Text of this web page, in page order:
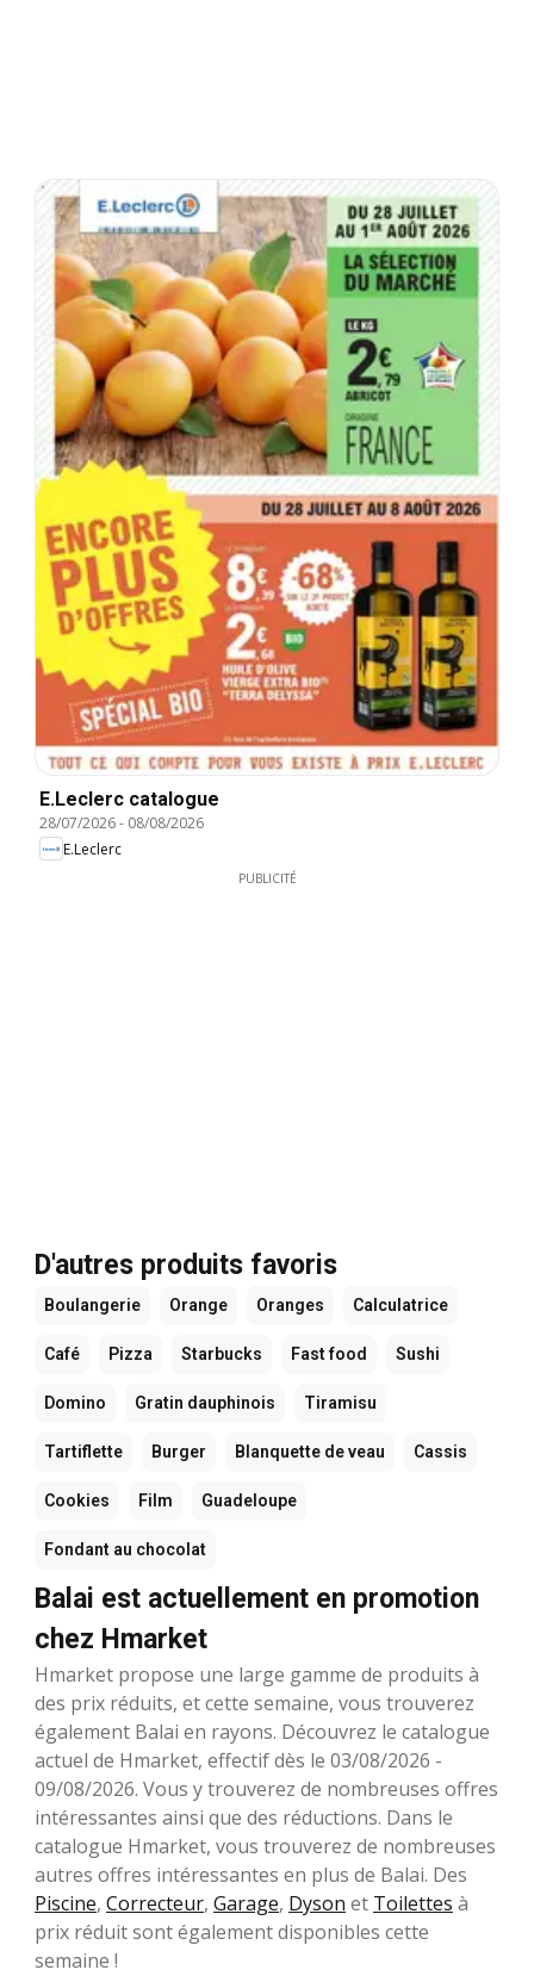
E.Leclerc catalogue
28/07/2026- 08/08/2026
E.Leclerc
PUBLICITÉ
D'autres produits favoris
Boulangerie Orange Oranges Calculatrice
Café Pizza Starbucks Fast food Sushi
Domino Gratin dauphinois Tiramisu
Tartiflette Burger Blanquette de veau Cassis
Cookies Film Guadeloupe
Fondant au chocolat
Balai est actuellement en promotion
chez Hmarket
Hmarket propose une large gamme de produits à
des prix réduits, et cette semaine, vous trouverez
également Balai en rayons. Découvrez le catalogue
actuel de Hmarket, effectif dès le 03/08/2026 -
09/08/2026. Vous y trouverez de nombreuses offres
intéressantes ainsi que des réductions. Dans le
catalogue Hmarket, vous trouverez de nombreuses
autres offres intéressantes en plus de Balai. Des
Piscine, Correcteur, Garage, Dyson et Toilettes à
prix réduit sont également disponibles cette
semaine !